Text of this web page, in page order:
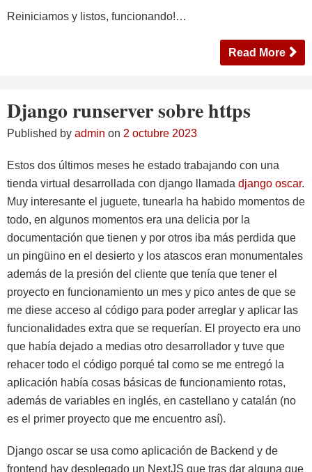
Reiniciamos y listos, funcionando!…
Read More
Django runserver sobre https
Published by admin on 2 octubre 2023
Estos dos últimos meses he estado trabajando con una
tienda virtual desarrollada con django llamada django oscar.
Muy interesante el juguete, tunearla ha habido momentos de
todo, en algunos momentos era una delicia por la
documentación que tienen y por otros iba más perdida que
un pingüino en el desierto y los atascos eran monumentales
además de la presión del cliente que tenía que tener el
proyecto en funcionamiento un mes y pico antes de que se
me diese acceso al código para poder arreglar y aplicar las
funcionalidades extra que se requerían. El proyecto era uno
que había dejado a medias otro desarrollador y tuve que
rehacer todo el código porqué tal como se me entregó la
aplicación había cosas básicas de funcionamiento rotas,
además de variables en inglés, en castellano y catalán (no
es el primer proyecto que me encuentro así).
Django oscar se usa como aplicación de Backend y de
frontend hay desplegado un NextJS que tras dar alguna que